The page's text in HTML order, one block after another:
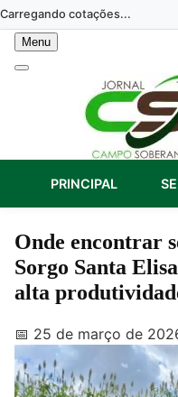
Skip
to
content
Carregando cotações...
Menu
PRINCIPAL
Onde encontrar
Sorgo Santa
alta
📅 25 de março de